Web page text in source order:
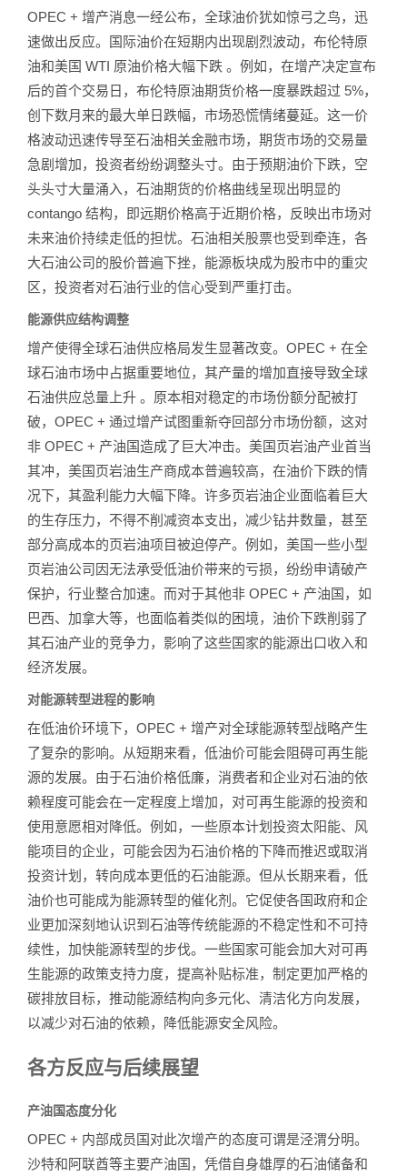
OPEC + 增产消息一经公布，全球油价犹如惊弓之鸟，迅
速做出反应。国际油价在短期内出现剧烈波动，布伦特原
油和美国 WTI 原油价格大幅下跌 。例如，在增产决定宣布
后的首个交易日，布伦特原油期货价格一度暴跌超过 5%，
创下数月来的最大单日跌幅，市场恐慌情绪蔓延。这一价
格波动迅速传导至石油相关金融市场，期货市场的交易量
急剧增加，投资者纷纷调整头寸。由于预期油价下跌，空
头头寸大量涌入，石油期货的价格曲线呈现出明显的
contango 结构，即远期价格高于近期价格，反映出市场对
未来油价持续走低的担忧。石油相关股票也受到牵连，各
大石油公司的股价普遍下挫，能源板块成为股市中的重灾
区，投资者对石油行业的信心受到严重打击。
能源供应结构调整
增产使得全球石油供应格局发生显著改变。OPEC + 在全
球石油市场中占据重要地位，其产量的增加直接导致全球
石油供应总量上升 。原本相对稳定的市场份额分配被打
破，OPEC + 通过增产试图重新夺回部分市场份额，这对
非 OPEC + 产油国造成了巨大冲击。美国页岩油产业首当
其冲，美国页岩油生产商成本普遍较高，在油价下跌的情
况下，其盈利能力大幅下降。许多页岩油企业面临着巨大
的生存压力，不得不削减资本支出，减少钻井数量，甚至
部分高成本的页岩油项目被迫停产。例如，美国一些小型
页岩油公司因无法承受低油价带来的亏损，纷纷申请破产
保护，行业整合加速。而对于其他非 OPEC + 产油国，如
巴西、加拿大等，也面临着类似的困境，油价下跌削弱了
其石油产业的竞争力，影响了这些国家的能源出口收入和
经济发展。
对能源转型进程的影响
在低油价环境下，OPEC + 增产对全球能源转型战略产生
了复杂的影响。从短期来看，低油价可能会阻碍可再生能
源的发展。由于石油价格低廉，消费者和企业对石油的依
赖程度可能会在一定程度上增加，对可再生能源的投资和
使用意愿相对降低。例如，一些原本计划投资太阳能、风
能项目的企业，可能会因为石油价格的下降而推迟或取消
投资计划，转向成本更低的石油能源。但从长期来看，低
油价也可能成为能源转型的催化剂。它促使各国政府和企
业更加深刻地认识到石油等传统能源的不稳定性和不可持
续性，加快能源转型的步伐。一些国家可能会加大对可再
生能源的政策支持力度，提高补贴标准，制定更加严格的
碳排放目标，推动能源结构向多元化、清洁化方向发展，
以减少对石油的依赖，降低能源安全风险。
各方反应与后续展望
产油国态度分化
OPEC + 内部成员国对此次增产的态度可谓是泾渭分明。
沙特和阿联酋等主要产油国，凭借自身雄厚的石油储备和